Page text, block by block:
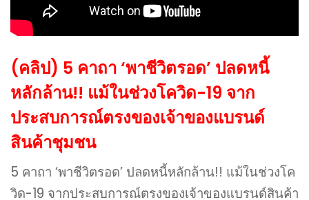
(คลิป) 5 คาถา ‘พาชีวิตรอด’ ปลดหนี้
หลักล้าน!! แม้ในช่วงโควิด-19 จาก
ประสบการณ์ตรงของเจ้าของแบรนด์
สินค้าชุมชน
5 คาถา ‘พาชีวิตรอด’ ปลดหนี้หลักล้าน!! แม้ในช่วงโค
วิด-19 จากประสบการณ์ตรงของเจ้าของแบรนด์สินค้า